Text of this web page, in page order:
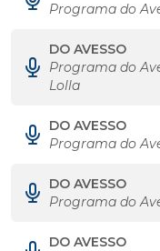
Programa do
DO AVESSO
Programa do
Lolla
DO AVESSO
Programa do
DO AVESSO
Programa do
DO AVESSO